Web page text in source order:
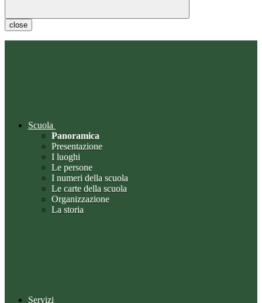
close
Scuola
Panoramica
Presentazione
I luoghi
Le persone
I numeri della scuola
Le carte della scuola
Organizzazione
La storia
Servizi